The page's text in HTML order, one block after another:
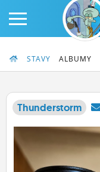
PRIHLÁS SA
ČINŽIAK
STAVY ALBUMY
Thunderstorm